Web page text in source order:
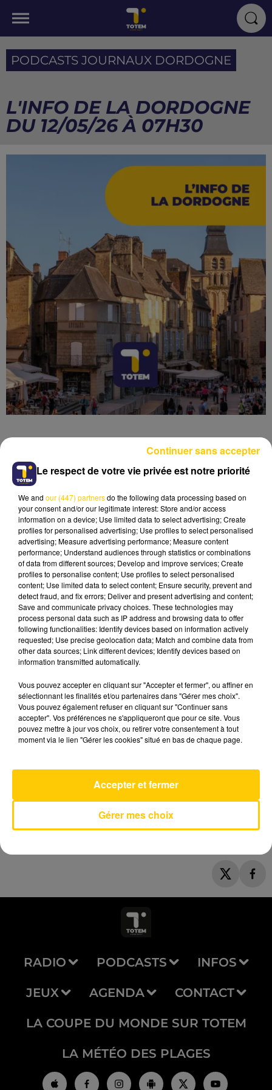
PODCASTS JOURNAUX DORDOGNE
L'INFO DE LA DORDOGNE
DU 12/05/26 À 07H30
12 mai 2026 - 4 min 6 sec
L'INFO DE LA DORDOGNE DU 12/05/26
À 07H30
Ecoutez sur Totem l'information à Tulle, Brive,
dans le Nord du Lot et le pays sarladais avec les
reportages de nos journalistes sur le terrain.
SEBASTIEN TELLIER & JULIETTE ARMANET
RADIO PODCASTS INFOS
JEUX AGENDA CONTACT
LA COUPE DU MONDE SUR TOTEM
LA MÉTÉO DES PLAGES
Le respect de votre vie privée est notre priorité
We and our (447) partnersdo the following data processing based on
your consent and/or our legitimate interest: Store and/or access
information on a device; Use limited data to select advertising; Create
profiles for personalised advertising; Use profiles to select personalised
advertising; Measure advertising performance; Measure content
performance; Understand audiences through statistics or combinations
of data from different sources; Develop and improve services; Create
profiles to personalise content; Use profiles to select personalised
content; Use limited data to select content; Ensure security, prevent and
detect fraud, and fix errors; Deliver and present advertising and content;
Save and communicate privacy choices. These technologies may
process personal data such as IP address and browsing data to offer
following functionalities: Identify devices based on information actively
requested; Use precise geolocation data; Match and combine data from
other data sources; Link different devices; Identify devices based on
information transmitted automatically.
Vous pouvez accepter en cliquant sur "Accepter et fermer", ou affiner en
sélectionnant les finalités et/ou partenaires dans "Gérer mes choix".
Vous pouvez également refuser en cliquant sur "Continuer sans
accepter". Vos préférences ne s'appliqueront que pour ce site. Vous
pouvez mettre à jour vos choix, ou retirer votre consentement à tout
moment via le lien "Gérer les cookies" situé en bas de chaque page.
Gérer mes choix
Accepter et fermer
Continuer sans accepter